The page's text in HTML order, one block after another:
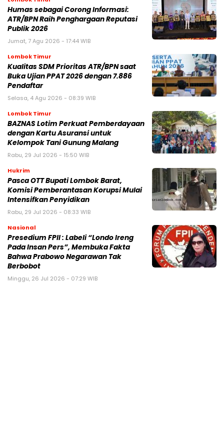
Humas sebagai Corong Informasi:
ATR/BPN Raih Penghargaan Reputasi
Publik 2026
Jumat, 7 Agu 2026 - 17:44 WIB
Lombok Timur
Kualitas SDM Prioritas ATR/BPN saat
Buka Ujian PPAT 2026 dengan 7.886
Pendaftar
Selasa, 4 Agu 2026 - 08:39 WIB
Lombok Timur
BAZNAS Lotim Perkuat Pemberdayaan
dengan Kartu Asuransi untuk
Kelompok Tani Gunung Malang
Rabu, 29 Jul 2026 - 15:50 WIB
Hukrim
Pasca OTT Bupati Lombok Barat,
Komisi Pemberantasan Korupsi Mulai
Intensifkan Penyidikan
Rabu, 29 Jul 2026 - 08:33 WIB
Nasional
Presedium FPII : Labeli “Londo Ireng
Pada Insan Pers”, Membuka Fakta
Bahwa Prabowo Negarawan Tak
Berbobot
Minggu, 26 Jul 2026 - 07:29 WIB